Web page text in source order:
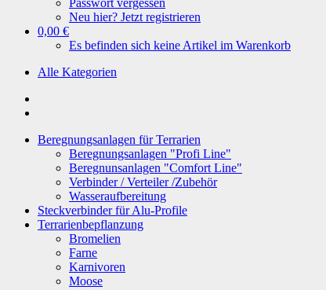
Neu hier? Jetzt registrieren
0,00 €
Es befinden sich keine Artikel im Warenkorb
Alle Kategorien
Beregnungsanlagen für Terrarien
Beregnungsanlagen "Profi Line"
Beregnunsanlagen "Comfort Line"
Verbinder / Verteiler /Zubehör
Wasseraufbereitung
Steckverbinder für Alu-Profile
Terrarienbepflanzung
Bromelien
Farne
Karnivoren
Moose